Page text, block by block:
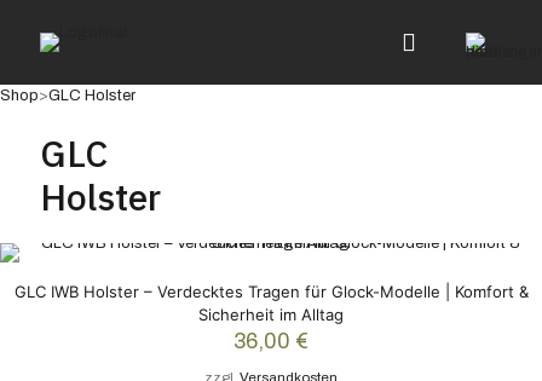
Shop>GLC Holster
GLC
Holster
GLC IWB Holster – Verdecktes Tragen für Glock-Modelle | Komfort &
Sicherheit im Alltag
36,00 €
zzgl. Versandkosten